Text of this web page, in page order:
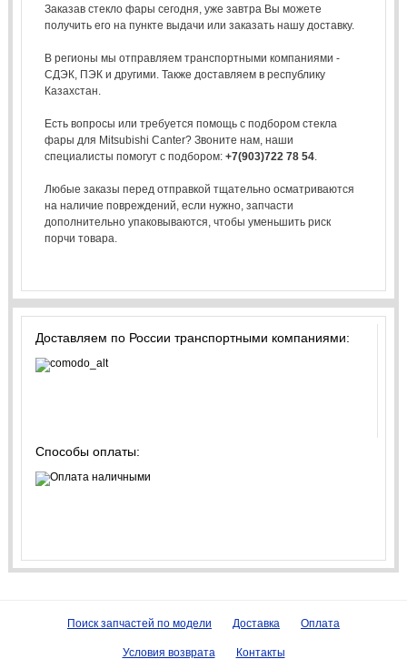
Заказав стекло фары сегодня, уже завтра Вы можете
получить его на пункте выдачи или заказать нашу доставку.
В регионы мы отправляем транспортными компаниями -
СДЭК, ПЭК и другими. Также доставляем в республику
Казахстан.
Есть вопросы или требуется помощь с подбором стекла
фары для Mitsubishi Canter? Звоните нам, наши
специалисты помогут с подбором: +7(903)722 78 54.
Любые заказы перед отправкой тщательно осматриваются
на наличие повреждений, если нужно, запчасти
дополнительно упаковываются, чтобы уменьшить риск
порчи товара.
Доставляем по России транспортными компаниями:
Способы оплаты:
Поиск запчастей по модели Доставка Оплата
Условия возврата Контакты